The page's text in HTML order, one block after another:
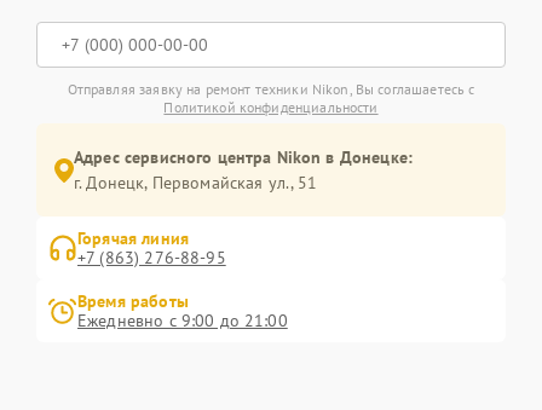
Отправляя заявку на ремонт техники Nikon, Вы соглашаетесь с
Политикой конфиденциальности
Адрес сервисного центра Nikon в Донецке:
г. Донецк, Первомайская ул., 51
Горячая линия
+7 (863) 276-88-95
Время работы
Ежедневно с 9:00 до 21:00